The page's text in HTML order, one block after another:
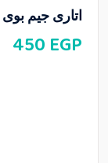
اتارى جيم بوى
450 EGP